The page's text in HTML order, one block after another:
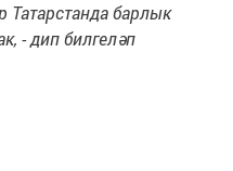
Татарстанда барлык
- дип билгеләп